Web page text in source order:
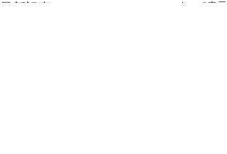
すべて表示